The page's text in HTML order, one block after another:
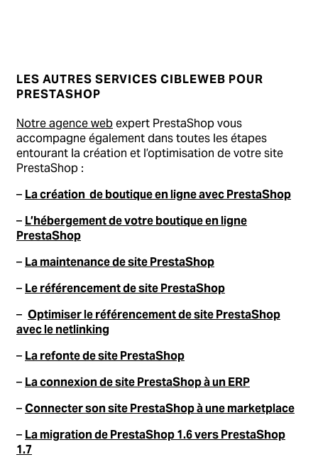
LES AUTRES SERVICES CIBLEWEB POUR
PRESTASHOP
Notre agence webexpert PrestaShop vous
accompagne également dans toutes les étapes
entourant la création et l’optimisation de votre site
PrestaShop :
– La création de boutique en ligne avec PrestaShop
– L’hébergement de votre boutique en ligne
PrestaShop
– La maintenance de site PrestaShop
– Le référencement de site PrestaShop
– Optimiser le référencement de site PrestaShop
avec le netlinking
– La refonte de site PrestaShop
– La connexion de site PrestaShop à un ERP
–Connecter son site PrestaShop à une marketplace
– La migration de PrestaShop 1.6 vers PrestaShop
1.7